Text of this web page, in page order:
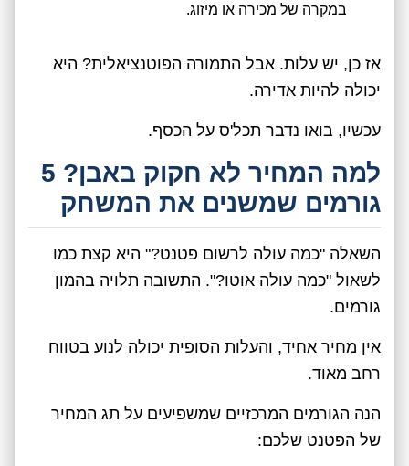
במקרה של מכירה או מיזוג.
אז כן, יש עלות. אבל התמורה הפוטנציאלית? היא
יכולה להיות אדירה.
עכשיו, בואו נדבר תכל'ס על הכסף.
למה המחיר לא חקוק באבן? 5
גורמים שמשנים את המשחק
השאלה "כמה עולה לרשום פטנט?" היא קצת כמו
לשאול "כמה עולה אוטו?". התשובה תלויה בהמון
גורמים.
אין מחיר אחיד, והעלות הסופית יכולה לנוע בטווח
רחב מאוד.
הנה הגורמים המרכזיים שמשפיעים על תג המחיר
של הפטנט שלכם: